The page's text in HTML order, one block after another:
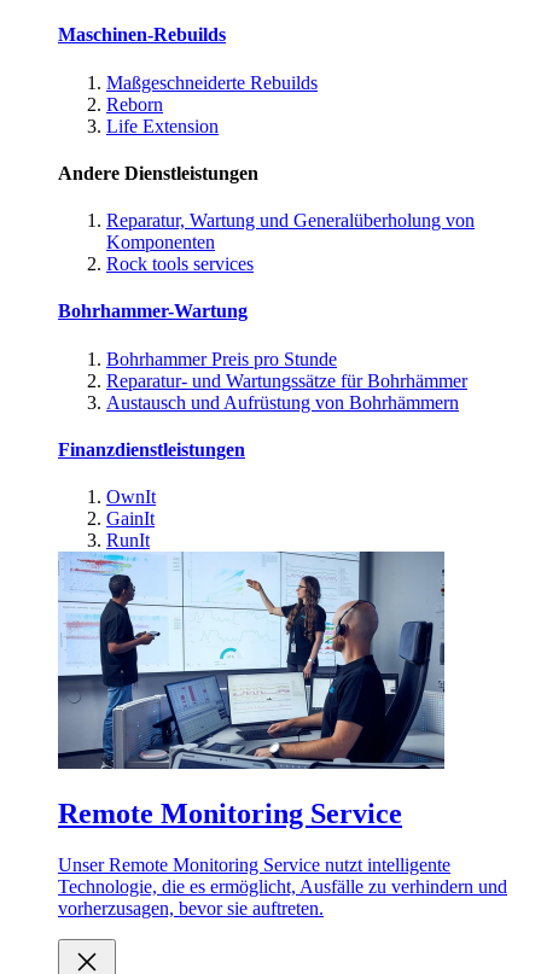
Maschinen-Rebuilds
Maßgeschneiderte Rebuilds
Reborn
Life Extension
Andere Dienstleistungen
Reparatur, Wartung und Generalüberholung von
Komponenten
Rock tools services
Bohrhammer-Wartung
Bohrhammer Preis pro Stunde
Reparatur- und Wartungssätze für Bohrhämmer
Austausch und Aufrüstung von Bohrhämmern
Finanzdienstleistungen
OwnIt
GainIt
RunIt
Remote Monitoring Service
Unser Remote Monitoring Service nutzt intelligente
Technologie, die es ermöglicht, Ausfälle zu verhindern und
vorherzusagen, bevor sie auftreten.